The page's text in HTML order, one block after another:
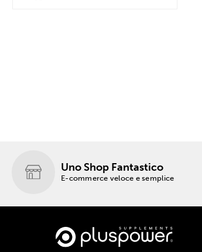
Uno Shop Fantastico
E-commerce veloce e semplice